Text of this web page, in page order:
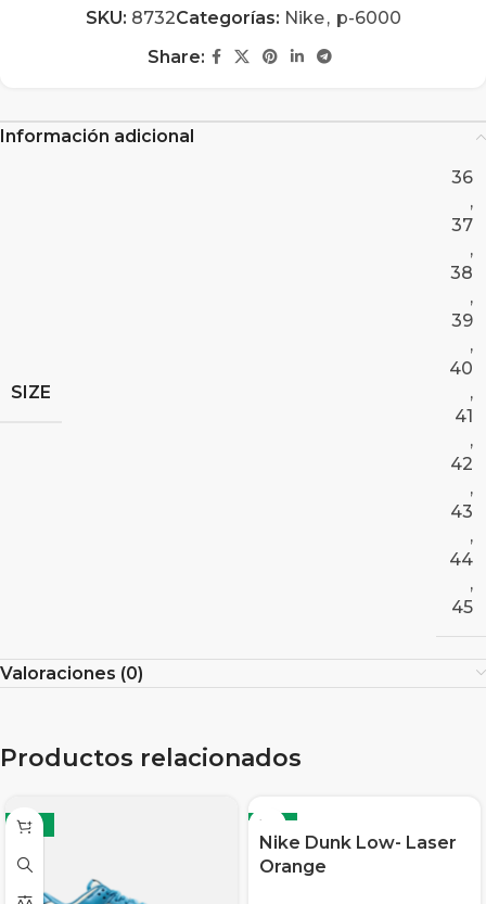
SKU: 8732Categorías: Nike, p-6000
Share:
Información adicional
SIZE
36
,
37
,
38
,
39
,
40
,
41
,
42
,
43
,
44
,
45
Valoraciones (0)
Productos relacionados
-17% -17%
Nike Dunk Low- Laser
Orange